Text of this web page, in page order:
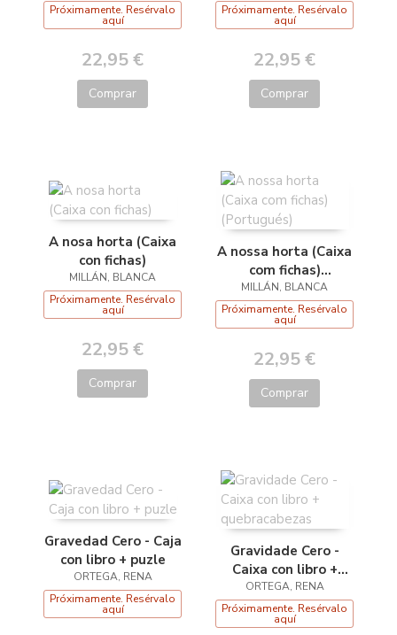
Próximamente. Resérvalo
aquí
22,95 €
Comprar
Próximamente. Resérvalo
aquí
22,95 €
Comprar
A nosa horta (Caixa
con fichas)
MILLÁN, BLANCA
Próximamente. Resérvalo
aquí
22,95 €
Comprar
A nossa horta (Caixa
com fichas)
(Portugués)
MILLÁN, BLANCA
Próximamente. Resérvalo
aquí
22,95 €
Comprar
Gravedad Cero - Caja
con libro + puzle
ORTEGA, RENA
Próximamente. Resérvalo
aquí
Gravidade Cero -
Caixa con libro +
quebracabezas
ORTEGA, RENA
Próximamente. Resérvalo
aquí